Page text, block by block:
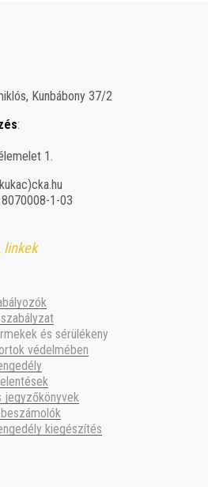
Kunbábony 37/2
:
1.
1-03
linkek
és sérülékeny
védelmében
jegyzőkönyvek
kiegészítés